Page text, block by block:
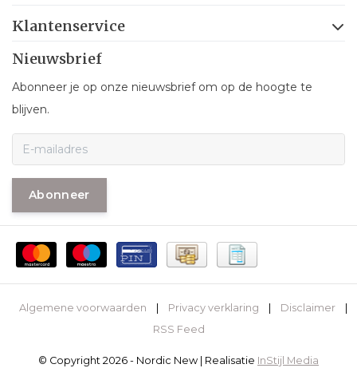
Klantenservice
Nieuwsbrief
Abonneer je op onze nieuwsbrief om op de hoogte te
blijven.
Abonneer
Algemene voorwaarden | Privacy verklaring | Disclaimer
|
RSS Feed
© Copyright 2026 - Nordic New | Realisatie InStijl Media